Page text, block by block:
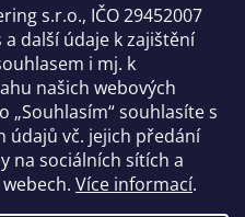
s.r.o., IČO 29452007
další údaje k zajištění
i mj. k
našich webových
souhlasíte s
údajů vč. jejich předání
na sociálních sítích a
Více informací.